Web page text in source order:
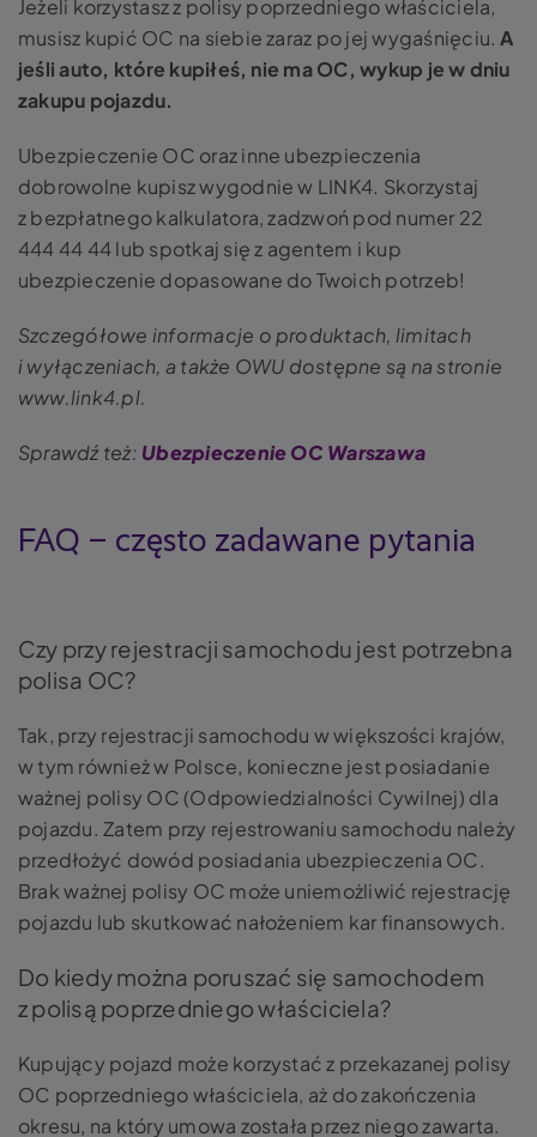
Jeżeli korzystasz z polisy poprzedniego właściciela,
musisz kupić OC na siebie zaraz po jej wygaśnięciu.A
jeśli auto, które kupiłeś, nie ma OC, wykup je w dniu
zakupu pojazdu.
Ubezpieczenie OC oraz inne ubezpieczenia
dobrowolne kupisz wygodnie w LINK4. Skorzystaj
z bezpłatnego kalkulatora, zadzwoń pod numer 22
444 44 44 lub spotkaj się z agentem i kup
ubezpieczenie dopasowane do Twoich potrzeb!
Szczegółowe informacje o produktach, limitach
i wyłączeniach, a także OWU dostępne są na stronie
www.link4.pl.
Sprawdź też: Ubezpieczenie OC Warszawa
FAQ – często zadawane pytania
Czy przy rejestracji samochodu jest potrzebna
polisa OC?
Tak, przy rejestracji samochodu w większości krajów,
w tym również w Polsce, konieczne jest posiadanie
ważnej polisy OC (Odpowiedzialności Cywilnej) dla
pojazdu. Zatem przy rejestrowaniu samochodu należy
przedłożyć dowód posiadania ubezpieczenia OC.
Brak ważnej polisy OC może uniemożliwić rejestrację
pojazdu lub skutkować nałożeniem kar finansowych.
Do kiedy można poruszać się samochodem
z polisą poprzedniego właściciela?
Kupujący pojazd może korzystać z przekazanej polisy
OC poprzedniego właściciela, aż do zakończenia
okresu, na który umowa została przez niego zawarta.